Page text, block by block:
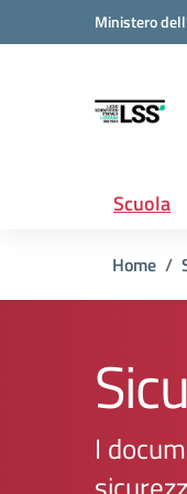
Vai ai contenuti
Vai al menu diMinistero
Scuola
Home
I